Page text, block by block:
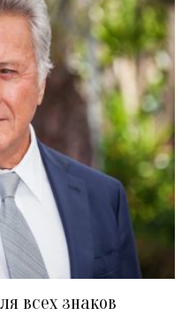
всех знаков